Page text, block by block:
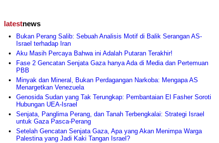
latestnews
Bukan Perang Salib: Sebuah Analisis Motif di Balik Serangan AS-
Israel terhadap Iran
Aku Masih Percaya Bahwa ini Adalah Putaran Terakhir!
Fase 2 Gencatan Senjata Gaza hanya Ada di Media dan Pertemuan
PBB
Minyak dan Mineral, Bukan Perdagangan Narkoba: Mengapa AS
Menargetkan Venezuela
Genosida Sudan yang Tak Terungkap: Pembantaian El Fasher Soroti
Hubungan UEA-Israel
Senjata, Panglima Perang, dan Tanah Terbengkalai: Strategi Israel
untuk Gaza Pasca-Perang
Setelah Gencatan Senjata Gaza, Apa yang Akan Menimpa Warga
Palestina yang Jadi Kaki Tangan Israel?